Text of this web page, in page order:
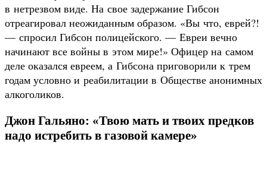
в нетрезвом виде. На свое задержание Гибсон
отреагировал неожиданным образом. «Вы что, еврей?!
— спросил Гибсон полицейского. — Евреи вечно
начинают все войны в этом мире!» Офицер на самом
деле оказался евреем, а Гибсона приговорили к трем
годам условно и реабилитации в Обществе анонимных
алкоголиков.
Джон Гальяно: «Твою мать и твоих предков
надо истребить в газовой камере»